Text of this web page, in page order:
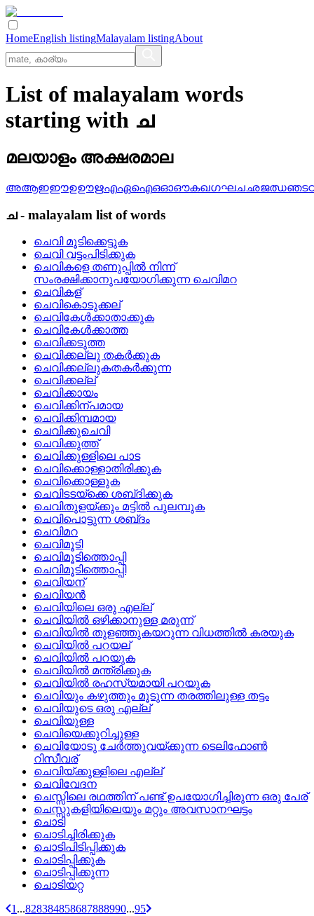
HomeEnglish listingMalayalam listingAbout
List of malayalam words
starting with ച
മലയാളം അക്ഷരമാല
അആഇഈഉഊഋഎഏഐഒഓഔകഖഗഘചഛജഝഞട
ച- malayalam list of words
ചെവി മൂടിക്കെട്ടുക
ചെവി വട്ടംപിടിക്കുക
ചെവികളെ തണുപ്പില്‍ നിന്ന്‌
സംരക്ഷിക്കാനുപയോഗിക്കുന്ന ചെവിമറ
ചെവികള്
ചെവികൊടുക്കല്
ചെവികേള്‍ക്കാതാക്കുക
ചെവികേള്‍ക്കാത്ത
ചെവിക്കടുത്ത
ചെവിക്കല്ലു തകര്‍ക്കുക
ചെവിക്കല്ലുകതകര്‍ക്കുന്ന
ചെവിക്കല്ല്
ചെവിക്കായം
ചെവിക്കിന്പമായ
ചെവിക്കിമ്പമായ
ചെവിക്കുചെവി
ചെവിക്കുത്ത്
ചെവിക്കുള്ളിലെ പാട
ചെവിക്കൊള്ളാതിരിക്കുക
ചെവിക്കൊള്ളുക
ചെവിടടയ്‌ക്കെ ശബ്‌ദിക്കുക
ചെവിതുളയ്‌ക്കും മട്ടില്‍ പുലമ്പുക
ചെവിപൊട്ടുന്ന ശബ്‌ദം
ചെവിമറ
ചെവിമൂടി
ചെവിമൂടിത്തൊപ്പി
ചെവിമൂടിത്തൊപ്പി
ചെവിയന്
ചെവിയന്‍
ചെവിയിലെ ഒരു എല്ല്
ചെവിയില്‍ ഒഴിക്കാനുള്ള മരുന്ന്
ചെവിയില്‍ തുളഞ്ഞുകയറുന്ന വിധത്തില്‍ കരയുക
ചെവിയില്‍ പറയല്
ചെവിയില്‍ പറയുക
ചെവിയില്‍ മന്ത്രിക്കുക
ചെവിയില്‍ രഹസ്യമായി പറയുക
ചെവിയും കഴുത്തും മൂടുന്ന തരത്തിലുള്ള തട്ടം
ചെവിയുടെ ഒരു എല്ല്
ചെവിയുള്ള
ചെവിയെക്കുറിച്ചുള്ള
ചെവിയോടു ചേര്‍ത്തുവയ്‌ക്കുന്ന ടെലിഫോണ്‍
റിസീവര്
ചെവിയ്‌ക്കുള്ളിലെ എല്ല്
ചെവിവേദന
ചെസ്സിലെ രഥത്തിന് പണ്ട് ഉപയോഗിച്ചിരുന്ന ഒരു പേര്
ചെസ്സുകളിയിലെയും മറ്റും അവസാനഘട്ടം
ചൊടി
ചൊടിച്ചിരിക്കുക
ചൊടിപിടിപ്പിക്കുക
ചൊടിപ്പിക്കുക
ചൊടിപ്പിക്കുന്ന
ചൊടിയറ്റ
1 ...828384858687888990...95